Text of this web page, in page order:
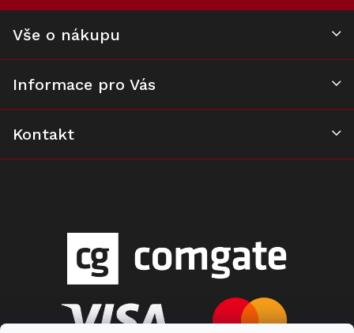
R
Na dotaz
7 490 Kč
Do košíku
Vše o nákupu
Informace pro Vás
Kontakt